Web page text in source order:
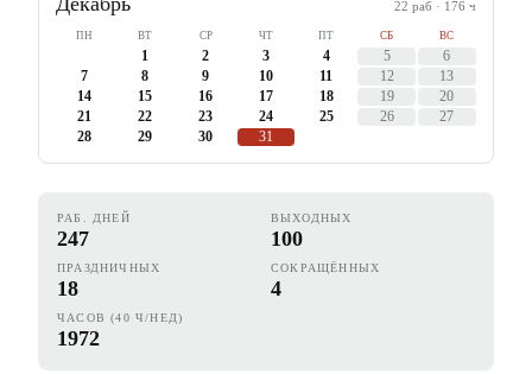
22 раб · 176 ч
ПН ВТ СР ЧТ ПТ СБ ВС
1 2 3 4 5
6
7
8 9 10 11 12
13
14
15 16 17 18 19
20
21
22 23 24 25 26
27
28
29 30 31
РАБ. ДНЕЙ
247
ВЫХОДНЫХ
100
ПРАЗДНИЧНЫХ
18
СОКРАЩЁННЫХ
4
ЧАСОВ (40 Ч/НЕД)
1972